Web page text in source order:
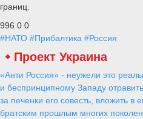
границ.
996 0 0
#НАТО #Прибалтика #Россия
Проект Украина
«Анти Россия» - неужели это
и беспринципному Западу
за печенки его совесть, вложить
братским прошлым многих